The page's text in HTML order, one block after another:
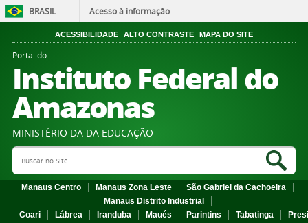
BRASIL Acesso à informação
ACESSIBILIDADE ALTO CONTRASTE MAPA DO SITE
Portal do
Instituto Federal do
Amazonas
MINISTÉRIO DA DA EDUCAÇÃO
Search Site
Manaus Centro Manaus Zona Leste
São Gabriel da Cachoeira
Manaus Distrito Industrial
Coari
Lábrea Iranduba Maués Parintins Tabatinga